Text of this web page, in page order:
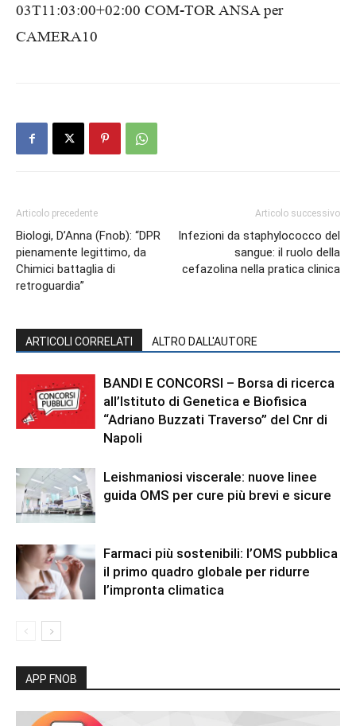
03T11:03:00+02:00 COM-TOR ANSA per
CAMERA10
Articolo precedente
Biologi, D’Anna (Fnob): “DPR
pienamente legittimo, da
Chimici battaglia di
retroguardia”
Articolo successivo
Infezioni da staphylococco del
sangue: il ruolo della
cefazolina nella pratica clinica
ARTICOLI CORRELATI ALTRO DALL'AUTORE
BANDI E CONCORSI – Borsa di ricerca
all’Istituto di Genetica e Biofisica
“Adriano Buzzati Traverso” del Cnr di
Napoli
Leishmaniosi viscerale: nuove linee
guida OMS per cure più brevi e sicure
Farmaci più sostenibili: l’OMS pubblica
il primo quadro globale per ridurre
l’impronta climatica
APP FNOB